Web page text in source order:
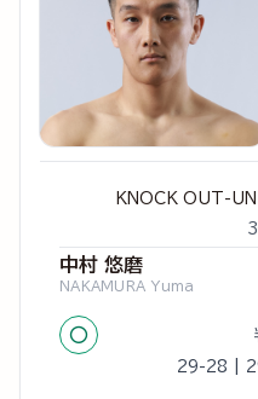
KNOCK OUT-
中村 悠磨
NAKAMURA Yuma
○
29-28 |